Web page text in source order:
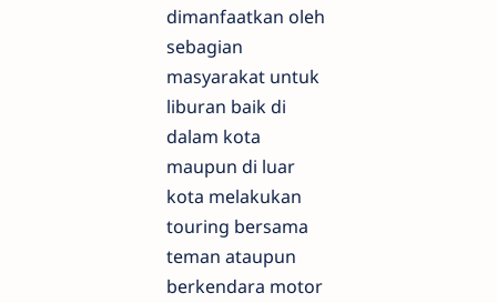
dimanfaatkan oleh
sebagian
masyarakat untuk
liburan baik di
dalam kota
maupun di luar
kota melakukan
touring bersama
teman ataupun
berkendara motor